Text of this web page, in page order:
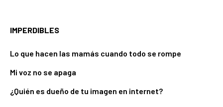
IMPERDIBLES
Lo que hacen las mamás cuando todo se rompe
Mi voz no se apaga
¿Quién es dueño de tu imagen en internet?